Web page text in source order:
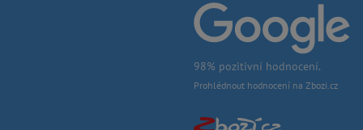
98% pozitivní hodnocení.
Prohlédnout hodnocení na Zbozi.cz